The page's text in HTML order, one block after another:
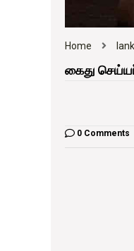
Home
கைது
0 Comments